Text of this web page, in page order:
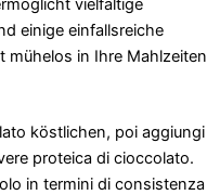
vielfältige
einige einfallsreiche
mühelos in Ihre Mahlzeiten
köstlichen, poi aggiungi
proteica di cioccolato.
in termini di consistenza